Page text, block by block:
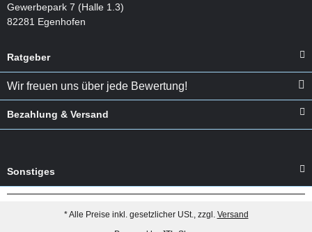
Gewerbepark 7 (Halle 1.3)
82281 Egenhofen
Ratgeber
Wir freuen uns über jede Bewertung!
Bezahlung & Versand
Sonstiges
* Alle Preise inkl. gesetzlicher USt., zzgl. Versand